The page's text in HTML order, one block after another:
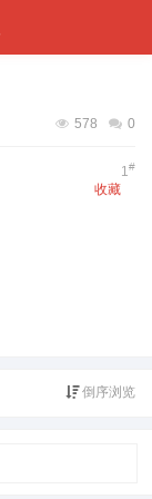
0
578
1#
收藏
倒序浏览